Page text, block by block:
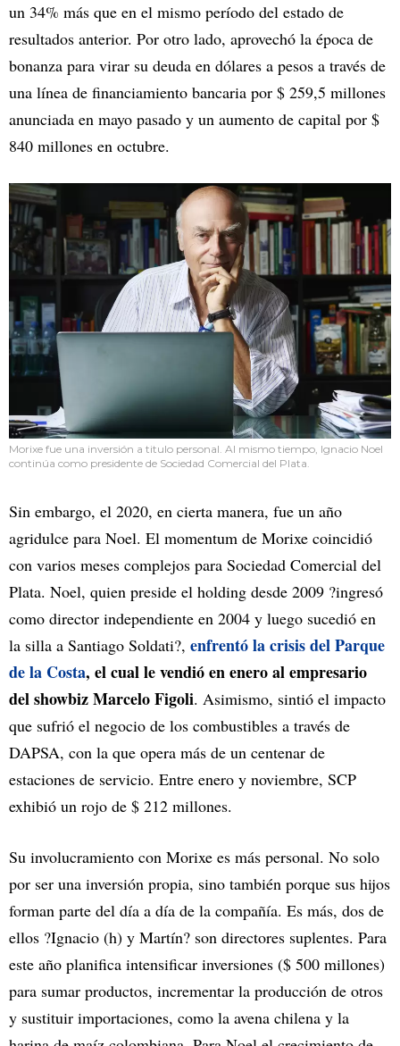
un 34% más que en el mismo período del estado de
resultados anterior. Por otro lado, aprovechó la época de
bonanza para virar su deuda en dólares a pesos a través de
una línea de financiamiento bancaria por $ 259,5 millones
anunciada en mayo pasado y un aumento de capital por $
840 millones en octubre.
Morixe fue una inversión a titulo personal. Al mismo tiempo, Ignacio Noel
continúa como presidente de Sociedad Comercial del Plata.
Sin embargo, el 2020, en cierta manera, fue un año
agridulce para Noel. El momentum de Morixe coincidió
con varios meses complejos para Sociedad Comercial del
Plata. Noel, quien preside el holding desde 2009 ?ingresó
como director independiente en 2004 y luego sucedió en
la silla a Santiago Soldati?, enfrentó la crisis del Parque
de la Costa, el cual le vendió en enero al empresario
del showbiz Marcelo Figoli. Asimismo, sintió el impacto
que sufrió el negocio de los combustibles a través de
DAPSA, con la que opera más de un centenar de
estaciones de servicio. Entre enero y noviembre, SCP
exhibió un rojo de $ 212 millones.
Su involucramiento con Morixe es más personal. No solo
por ser una inversión propia, sino también porque sus hijos
forman parte del día a día de la compañía. Es más, dos de
ellos ?Ignacio (h) y Martín? son directores suplentes. Para
este año planifica intensificar inversiones ($ 500 millones)
para sumar productos, incrementar la producción de otros
y sustituir importaciones, como la avena chilena y la